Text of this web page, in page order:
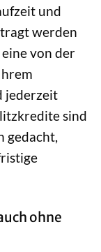
und
werden
von der
jederzeit
sind
gedacht,
ohne